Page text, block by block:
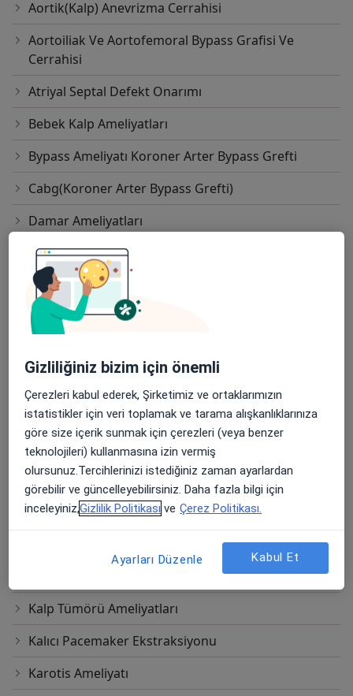
Aortik(Kalp) Anevrizma Cerrahisi
Aortoiliak Ve Aortofemoral Bypass Grafisi Ve
Cerrahisi
Atriyal Septal Defekt Onarımı
Bebek Kalp Ameliyatları
Bypass Ameliyatı Koroner Arter Bypass Grefti
Cabg(Koroner Arter Bypass Grefti)
Damar Ameliyatları
Damar Cerrahisi Ameliyatları
Disseksiyon Ameliyatları
Endarterektomi
Homogreft Kapak
Implante Edilebilen Kardiyoverter Defibrilatör (Icd)
Kalp Kapakçığı Değişimi
Kalp Kapakçığı Tamiri
Kalp Tümörü Ameliyatları
Kalıcı Pacemaker Ekstraksiyonu
Karotis Ameliyatı
Gizliliğiniz bizim için önemli
Çerezleri kabul ederek, Şirketimiz ve ortaklarımızın
istatistikler için veri toplamak ve tarama alışkanlıklarınıza
göre size içerik sunmak için çerezleri (veya benzer
teknolojileri) kullanmasına izin vermiş
olursunuz.Tercihlerinizi istediğiniz zaman ayarlardan
görebilir ve güncelleyebilirsiniz. Daha fazla bilgi için
inceleyiniz,Gizlilik Politikası ve Çerez Politikası.
Ayarları Düzenle Kabul Et